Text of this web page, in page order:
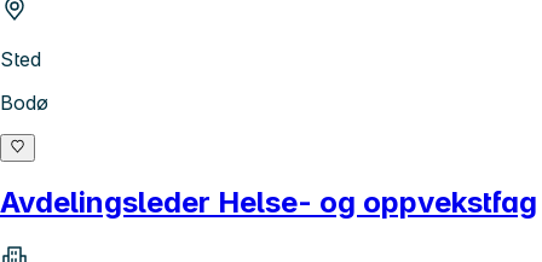
Sted
Bodø
Avdelingsleder Helse- og oppvekstfag